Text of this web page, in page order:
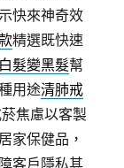
快來神奇效
精選既快速
白髮變黑髮幫
用途清肺戒
焦慮以客製
家保健品，
客戶隱私其